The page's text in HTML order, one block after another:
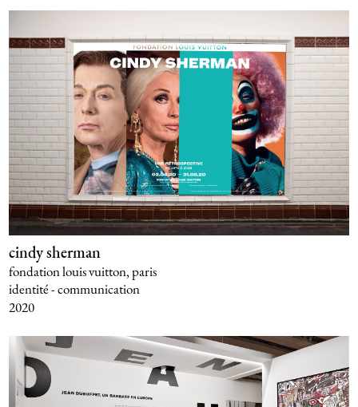
cindy sherman
fondation louis vuitton, paris
identité - communication
2020